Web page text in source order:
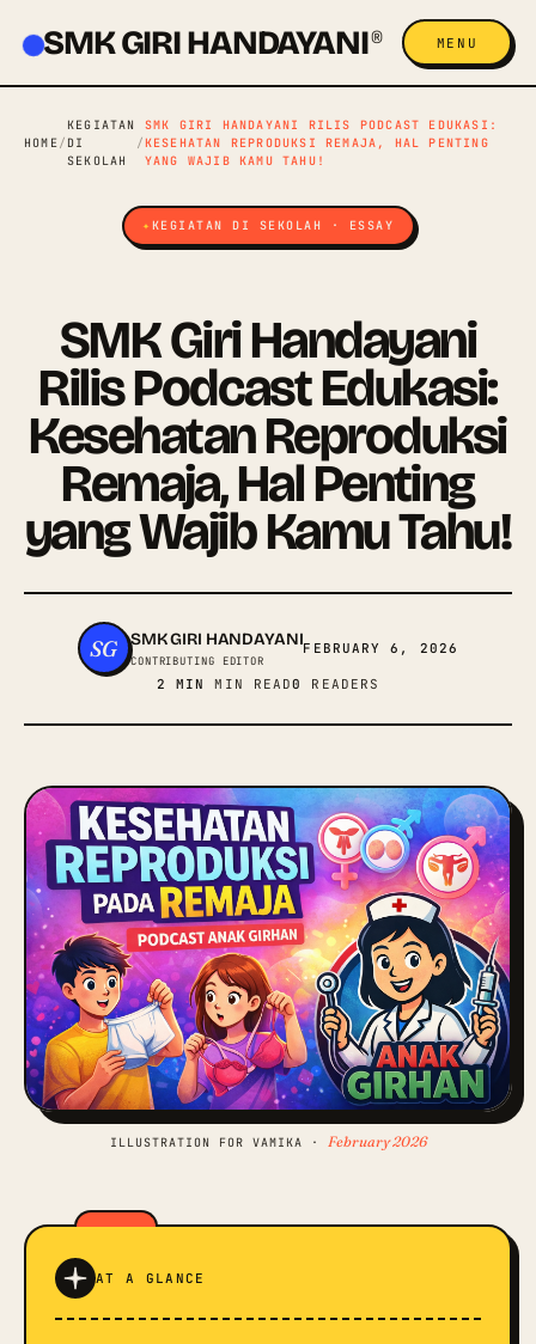
SMK GIRI HANDAYANI® MENU
HOME /
KEGIATAN
DI
SEKOLAH
/
SMK GIRI HANDAYANI RILIS PODCAST EDUKASI:
KESEHATAN REPRODUKSI REMAJA, HAL PENTING
YANG WAJIB KAMU TAHU!
KEGIATAN DI SEKOLAH · ESSAY
SMK Giri Handayani
Rilis Podcast Edukasi:
Kesehatan Reproduksi
Remaja, Hal Penting
yang Wajib Kamu Tahu!
SG SMK GIRI HANDAYANI
CONTRIBUTING EDITOR
FEBRUARY 6, 2026
2 MIN MIN READ0 READERS
ILLUSTRATION FOR VAMIKA · February 2026
AT A GLANCE